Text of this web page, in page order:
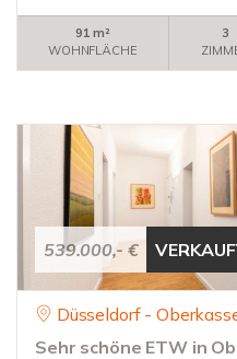
91 m²
WOHNFLÄCHE
3
539.000,- €
Düsseldorf -
Sehr schöne ETW in